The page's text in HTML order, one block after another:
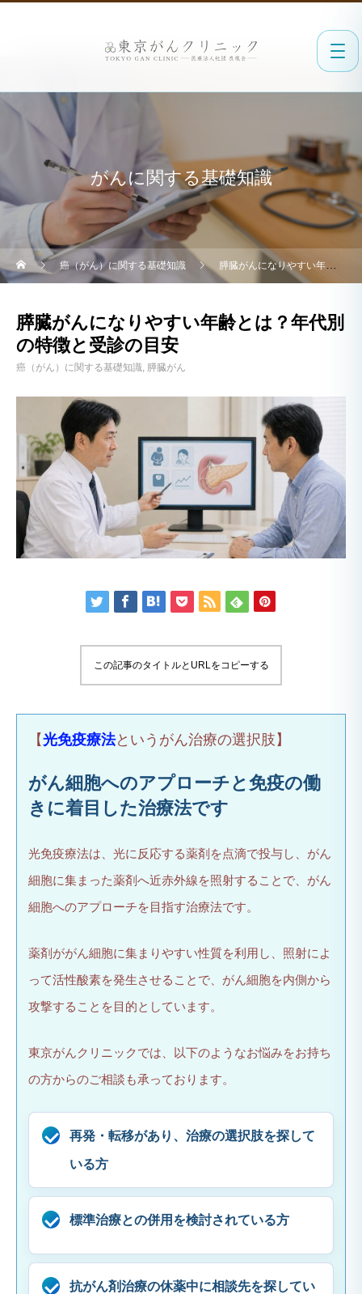
がんに関する基礎知識
癌（がん）に関する基礎知識 膵臓がんになりやすい年齢とは？年代別の特徴と受診の目安
膵臓がんになりやすい年齢とは？年代別
の特徴と受診の目安
癌（がん）に関する基礎知識 膵臓がん
この記事のタイトルとURLをコピーする
【光免疫療法というがん治療の選択肢】
がん細胞へのアプローチと免疫の働
きに着目した治療法です
光免疫療法は、光に反応する薬剤を点滴で投与し、がん
細胞に集まった薬剤へ近赤外線を照射することで、がん
細胞へのアプローチを目指す治療法です。
薬剤ががん細胞に集まりやすい性質を利用し、照射によ
って活性酸素を発生させることで、がん細胞を内側から
攻撃することを目的としています。
東京がんクリニックでは、以下のようなお悩みをお持ち
の方からのご相談も承っております。
再発・転移があり、治療の選択肢を探して
いる方
標準治療との併用を検討されている方
抗がん剤治療の休薬中に相談先を探してい